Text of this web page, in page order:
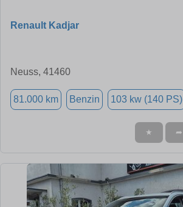
Renault Kadjar
Neuss, 41460
81.000 km Benzin 103 kw (140 PS)
★ ➦